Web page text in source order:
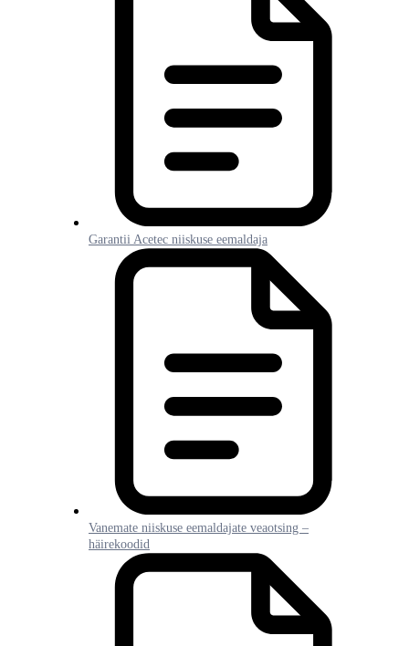
Garantii Acetec niiskuse eemaldaja
Vanemate niiskuse eemaldajate veaotsing –
häirekoodid